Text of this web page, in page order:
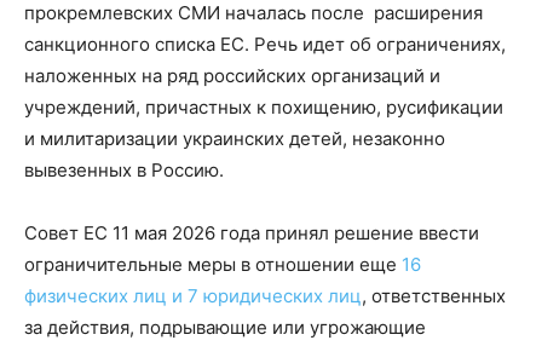
прокремлевских СМИ началась после расширения
санкционного списка ЕС. Речь идет об ограничениях,
наложенных на ряд российских организаций и
учреждений, причастных к похищению, русификации
и милитаризации украинских детей, незаконно
вывезенных в Россию.
Совет ЕС 11 мая 2026 года принял решение ввести
ограничительные меры в отношении еще 16
физических лиц и 7 юридических лиц, ответственных
за действия, подрывающие или угрожающие